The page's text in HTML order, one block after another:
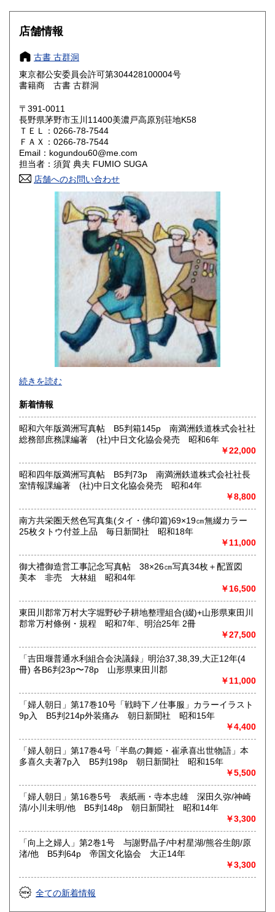
滋賀県 1,000円 京都府 1,000円
大阪府
奈良県
鳥取県 1,000円
岡山県 1,000円 広島県
山口県 1,000円
香川県
1,000円 福岡県
1,000円 長崎県
1,000円 大分県
1,000円 鹿児島県
1,000円
店舗情報
古書 古群洞
東京都公安委員会許可第304428100004号
書籍商 古書 古群洞
〒391-0011
長野県茅野市玉川11400美濃戸高原別荘地K58
ＴＥＬ：0266-78-7544
ＦＡＸ：0266-78-7544
Email：kogundou60@me.com
担当者：須賀 典夫 FUMIO SUGA
店舗へのお問い合わせ
2026年で創業45年目になります。
沿線名：(無店舗)
最寄駅：(無店舗)
営業時間：10:00〜18:00
書籍の買取について
取り扱い分野
古典籍、近代文献、趣味、サブカルチャー、古書一般（その
和本・開拓/植民資料・戦時資料・文学一般・詩歌句集・児童
書 ・児童資料・芸能/サブカル・広告資料・ポスター・版画/
刷り物 ・絵葉書・双六・地図/鳥瞰図
続きを読む
新着情報
昭和六年版満洲写真帖 B5判箱145p 南満洲鉄道株式会社社
総務部庶務課編著 (社)中日文化協会発売 昭和6年
￥22,000
昭和四年版満洲写真帖 B5判73p 南満洲鉄道株式会社社長
室情報課編著 (社)中日文化協会発売 昭和4年
￥8,800
南方共栄圏天然色写真集(タイ・佛印篇)69×19㎝無綴カラー
25枚タトウ付並上品 毎日新聞社 昭和18年
￥11,000
御大禮御造営工事記念写真帖 38×26㎝写真34枚＋配置図
美本 非売 大林組 昭和4年
￥16,500
東田川郡常万村大字堀野砂子耕地整理組合(綴)+山形県東田川
郡常万村條例・規程 昭和7年、明治25年 2冊
￥27,500
「吉田堰普通水利組合会決議録」明治37,38,39,大正12年(4
冊) 各B6判23p〜78p 山形県東田川郡
￥11,000
「婦人朝日」第17巻10号「戦時下ノ仕事服」カラーイラスト
9p入 B5判214p外装痛み 朝日新聞社 昭和15年
￥4,400
「婦人朝日」第17巻4号「半島の舞姫・崔承喜出世物語」本
多喜久夫著7p入 B5判198p 朝日新聞社 昭和15年
￥5,500
「婦人朝日」第16巻5号 表紙画・寺本忠雄 深田久弥/神崎
清/小川未明/他 B5判148p 朝日新聞社 昭和14年
￥3,300
「向上之婦人」第2巻1号 与謝野晶子/中村星湖/熊谷生朗/原
渚/他 B5判64p 帝国文化協会 大正14年
￥3,300
全ての新着情報